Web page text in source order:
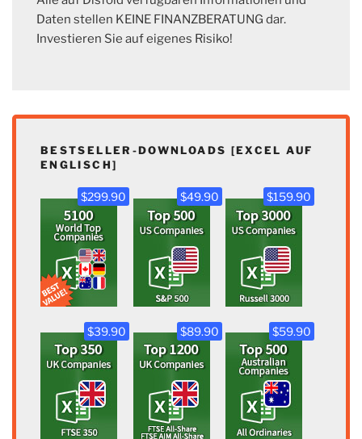
Daten stellen KEINE FINANZBERATUNG dar.
Investieren Sie auf eigenes Risiko!
BESTSELLER-DOWNLOADS [EXCEL AUF
ENGLISCH]
$299.90 $49.90 $159.90
$39.90 $89.90 $59.90